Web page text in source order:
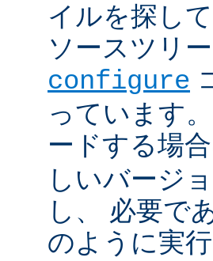
イルを探し
ソースツリ
configure
っています
ードする場
しいバージ
し、 必要で
のように実行